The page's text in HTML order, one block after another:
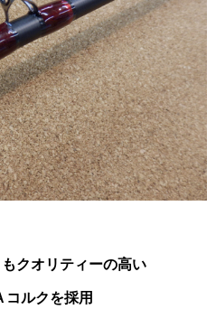
クオリティーの高い
コルクを採用